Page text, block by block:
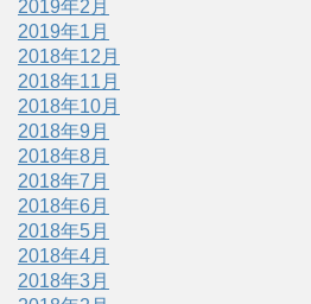
2019年2月
2019年1月
2018年12月
2018年11月
2018年10月
2018年9月
2018年8月
2018年7月
2018年6月
2018年5月
2018年4月
2018年3月